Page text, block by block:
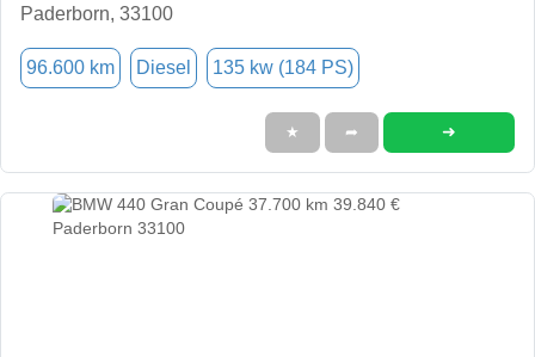
Paderborn, 33100
96.600 km Diesel 135 kw (184 PS)
★ ➦ ➜